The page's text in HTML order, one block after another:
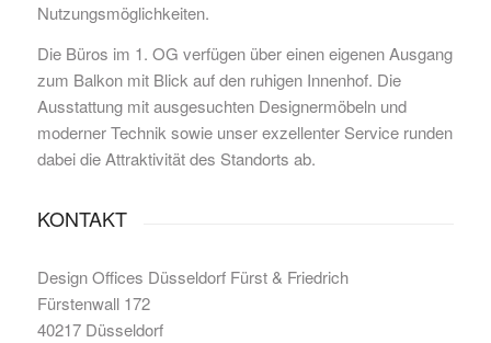
Nutzungsmöglichkeiten.
Die Büros im 1. OG verfügen über einen eigenen Ausgang
zum Balkon mit Blick auf den ruhigen Innenhof. Die
Ausstattung mit ausgesuchten Designermöbeln und
moderner Technik sowie unser exzellenter Service runden
dabei die Attraktivität des Standorts ab.
KONTAKT
Design Offices Düsseldorf Fürst & Friedrich
Fürstenwall 172
40217 Düsseldorf